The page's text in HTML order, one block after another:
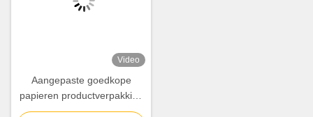
Video
Aangepaste goedkope
papieren productverpakking
met full colour bedrukking